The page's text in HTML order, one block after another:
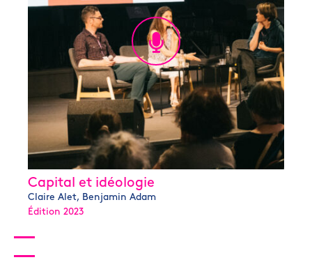
Capital et idéologie
Claire Alet, Benjamin Adam
Édition 2023